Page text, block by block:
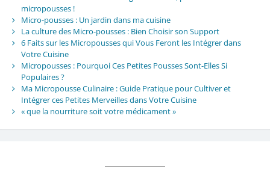
micropousses !
Micro-pousses : Un jardin dans ma cuisine
La culture des Micro-pousses : Bien Choisir son Support
6 Faits sur les Micropousses qui Vous Feront les Intégrer dans
Votre Cuisine
Micropousses : Pourquoi Ces Petites Pousses Sont-Elles Si
Populaires ?
Ma Micropousse Culinaire : Guide Pratique pour Cultiver et
Intégrer ces Petites Merveilles dans Votre Cuisine
« que la nourriture soit votre médicament »